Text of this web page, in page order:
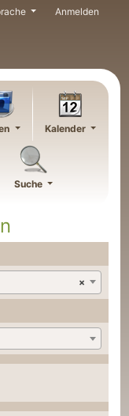
Anmelden
Kalender
Suche
×